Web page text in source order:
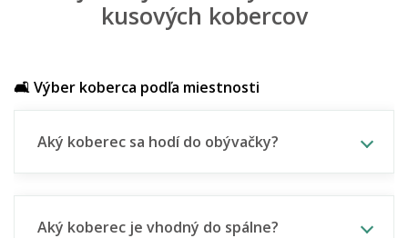
kusových kobercov
🛋️ Výber koberca podľa miestnosti
Aký koberec sa hodí do obývačky?
Aký koberec je vhodný do spálne?